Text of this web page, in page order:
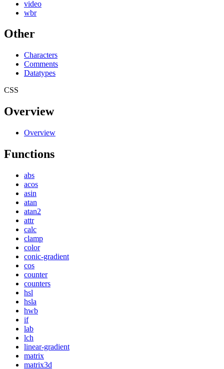
video
wbr
Other
Characters
Comments
Datatypes
CSS
Overview
Overview
Functions
abs
acos
asin
atan
atan2
attr
calc
clamp
color
conic-gradient
cos
counter
counters
hsl
hsla
hwb
if
lab
lch
linear-gradient
matrix
matrix3d